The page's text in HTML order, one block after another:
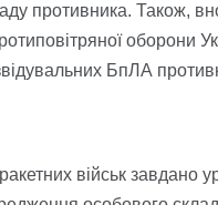
противника. Також,
оборони
БпЛА
військ завдано